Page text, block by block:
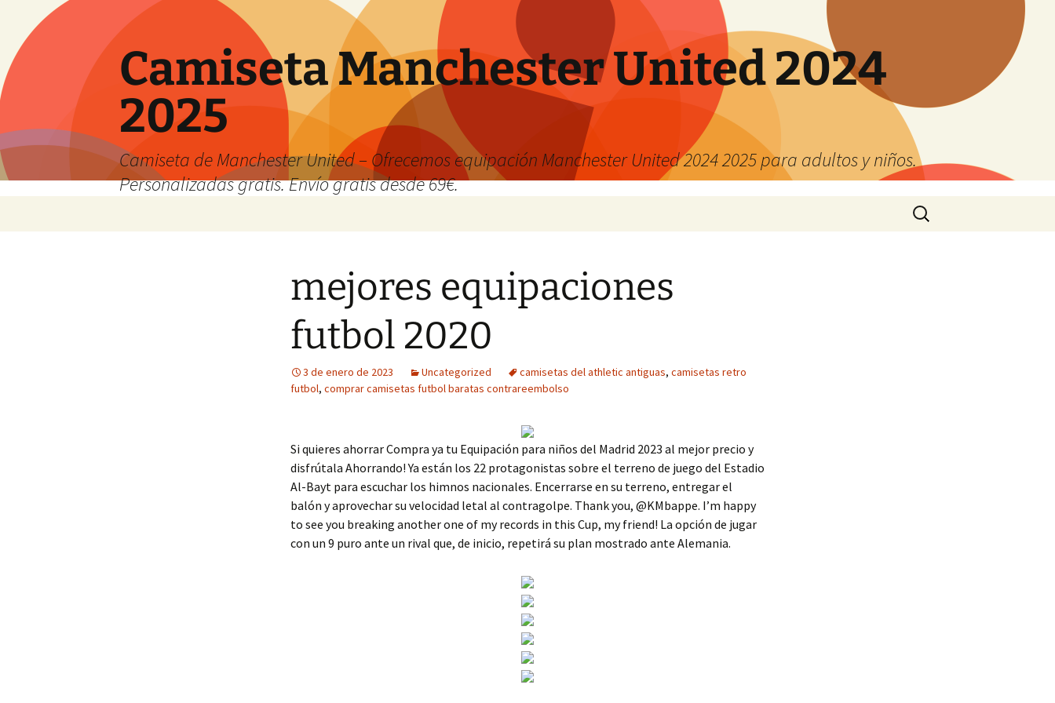
Camiseta Manchester United 2024
2025
Camiseta de Manchester United – Ofrecemos equipación Manchester United 2024 2025 para adultos y niños.
Personalizadas gratis. Envío gratis desde 69€.
Buscar:
mejores equipaciones
futbol 2020
3 de enero de 2023 Uncategorized camisetas del athletic antiguas, camisetas retro
futbol, comprar camisetas futbol baratas contrareembolso
Si quieres ahorrar Compra ya tu Equipación para niños del Madrid 2023 al mejor precio y
disfrútala Ahorrando! Ya están los 22 protagonistas sobre el terreno de juego del Estadio
Al-Bayt para escuchar los himnos nacionales. Encerrarse en su terreno, entregar el
balón y aprovechar su velocidad letal al contragolpe. Thank you, @KMbappe. I’m happy
to see you breaking another one of my records in this Cup, my friend! La opción de jugar
con un 9 puro ante un rival que, de inicio, repetirá su plan mostrado ante Alemania.